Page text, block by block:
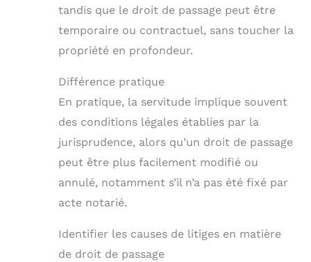
tandis que le droit de passage peut être
temporaire ou contractuel, sans toucher la
propriété en profondeur.
Différence pratique
En pratique, la servitude implique souvent
des conditions légales établies par la
jurisprudence, alors qu’un droit de passage
peut être plus facilement modifié ou
annulé, notamment s’il n’a pas été fixé par
acte notarié.
Identifier les causes de litiges en matière
de droit de passage